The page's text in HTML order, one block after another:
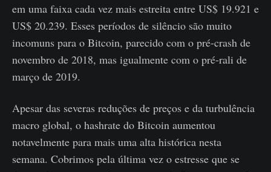
em uma faixa cada vez mais estreita entre US$ 19.921 e
US$ 20.239. Esses períodos de silêncio são muito
incomuns para o Bitcoin, parecido com o pré-crash de
novembro de 2018, mas igualmente com o pré-rali de
março de 2019.
Apesar das severas reduções de preços e da turbulência
macro global, o hashrate do Bitcoin aumentou
notavelmente para mais uma alta histórica nesta
semana. Cobrimos pela última vez o estresse que se